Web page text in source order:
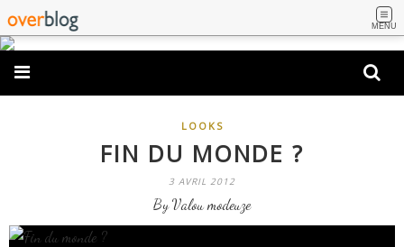
MENU
LOOKS
FIN DU MONDE ?
3 AVRIL 2012
By Valou modeuze